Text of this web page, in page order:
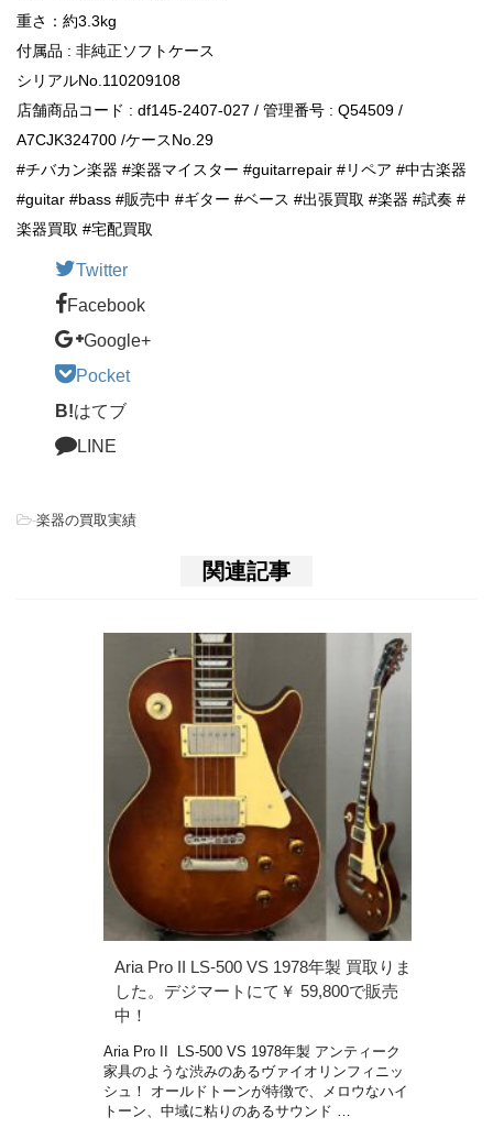
重さ：約3.3kg
付属品 : 非純正ソフトケース
シリアルNo.110209108
店舗商品コード : df145-2407-027 / 管理番号 : Q54509 /
A7CJK324700 /ケースNo.29
#チバカン楽器 #楽器マイスター #guitarrepair #リペア #中古楽器
#guitar #bass #販売中 #ギター #ベース #出張買取 #楽器 #試奏 #
楽器買取 #宅配買取
Twitter
Facebook
Google+
Pocket
B!はてブ
LINE
-楽器の買取実績
関連記事
Aria Pro II LS-500 VS 1978年製 買取りま
した。デジマートにて￥ 59,800で販売
中！
Aria Pro II LS-500 VS 1978年製 アンティーク
家具のような渋みのあるヴァイオリンフィニッ
シュ！ オールドトーンが特徴で、メロウなハイ
トーン、中域に粘りのあるサウンド …